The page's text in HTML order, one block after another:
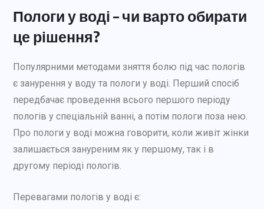
Пологи у воді – чи варто обирати
це рішення?
Популярними методами зняття болю під час пологів
є занурення у воду та пологи у воді. Перший спосіб
передбачає проведення всього першого періоду
пологів у спеціальній ванні, а потім пологи поза нею.
Про пологи у воді можна говорити, коли живіт жінки
залишається зануреним як у першому, так і в
другому періоді пологів.
Перевагами пологів у воді є: